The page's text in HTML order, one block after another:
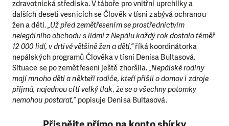
zdravotnická střediska. V táboře pro vnitřní uprchlíky a
dalších deseti vesnicích se Člověk v tísni zabývá ochranou
žen a dětí.„Už před zemětřesením se prostřednictvím
nelegálního obchodu s lidmi z Nepálu každý rok dostalo téměř
12 000 lidí, v drtivé většině žen a dětí,“říká koordinátorka
nepálských programů Člověka v tísni Denisa Bultasová.
Situace se po zemětřesení ještě zhoršila.„Nepálské rodiny
mají mnoho dětí a někteří rodiče, kteří přišli o domov i zdroje
příjmů, najednou cítí velký tlak, že se o všechny potomky
nemohou postarat,“ popisuje Denisa Bultasová.